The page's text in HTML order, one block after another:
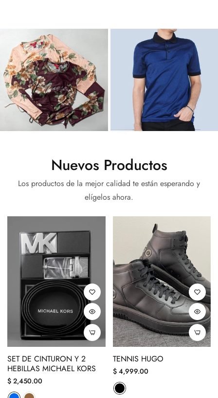
Nuevos Productos
Los productos de la mejor calidad te están esperando y
elígelos ahora.
SET DE CINTURON Y 2
HEBILLAS MICHAEL KORS
Precio
regular
$ 2,450.00
TENNIS HUGO
Precio
regular
$ 4,999.00